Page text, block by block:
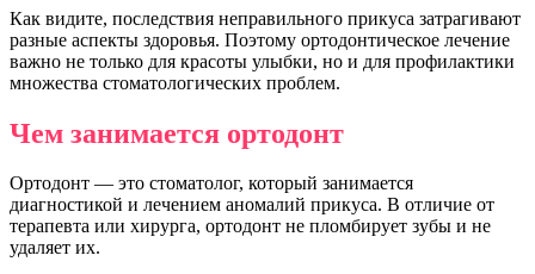
Как видите, последствия неправильного прикуса затрагивают
разные аспекты здоровья. Поэтому ортодонтическое лечение
важно не только для красоты улыбки, но и для профилактики
множества стоматологических проблем.
Чем занимается ортодонт
Ортодонт — это стоматолог, который занимается
диагностикой и лечением аномалий прикуса. В отличие от
терапевта или хирурга, ортодонт не пломбирует зубы и не
удаляет их.